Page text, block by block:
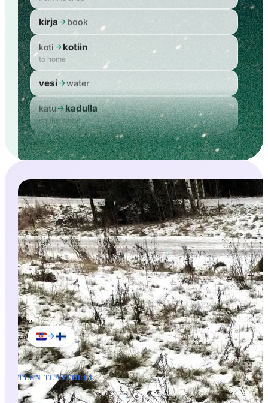
kirja book
koti kotiin
to home
vesi water
katu kadulla
on the street
talo house
talo talossa
kahvi coffee
kauppa kaupasta
from the shop
kirja book
koti kotiin
to home
vesi water
katu kadulla
on the street
TLEN TLAJTŌLLI